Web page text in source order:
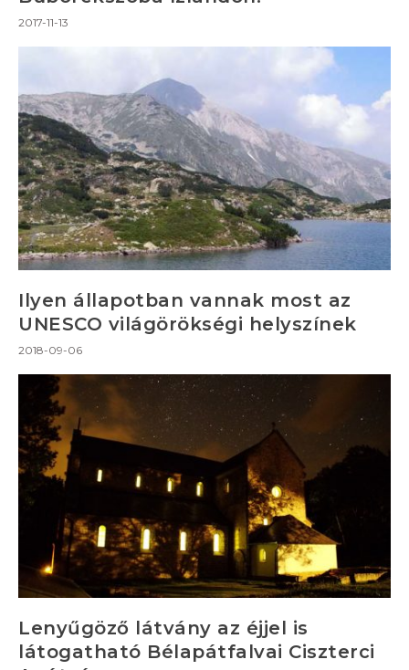
2017-11-13
Ilyen állapotban vannak most az
UNESCO világörökségi helyszínek
2018-09-06
Lenyűgöző látvány az éjjel is
látogatható Bélapátfalvai Ciszterci